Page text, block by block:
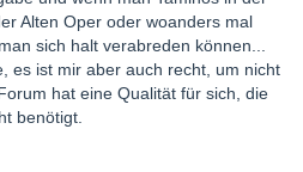
Alten Oper oder woanders mal
sich halt verabreden können...
es ist mir aber auch recht, um nicht
hat eine Qualität für sich, die
benötigt.